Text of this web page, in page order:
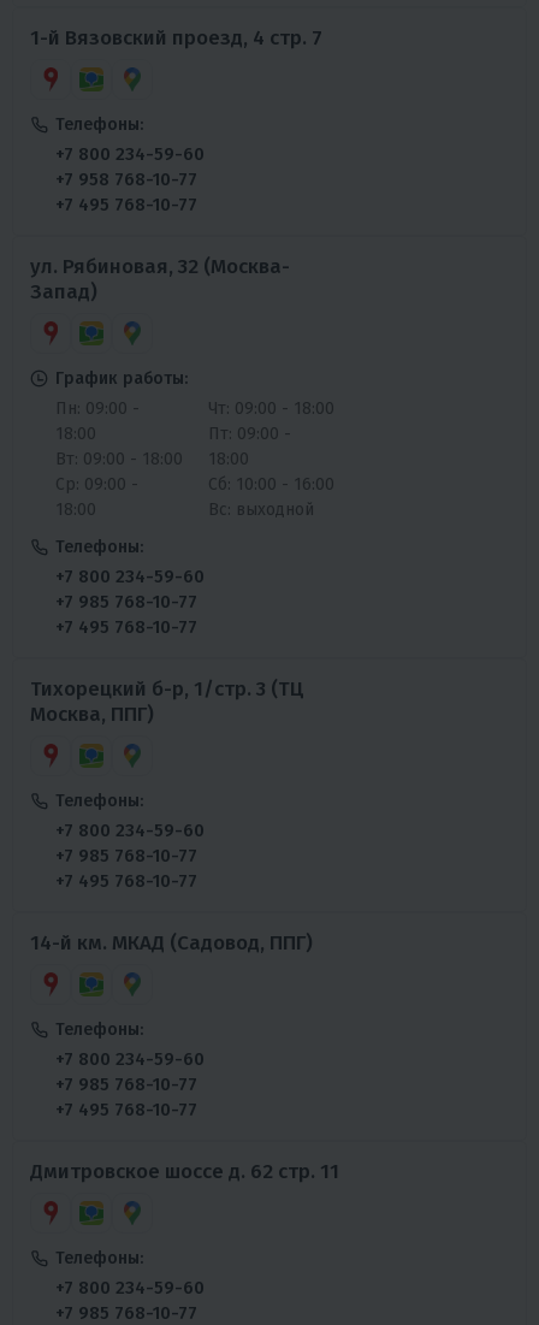
1-й Вязовский проезд, 4 стр. 7
Телефоны:
+7 800 234-59-60
+7 958 768-10-77
+7 495 768-10-77
ул. Рябиновая, 32 (Москва-
Запад)
График работы:
Пн: 09:00 -
18:00
Вт: 09:00 - 18:00
Ср: 09:00 -
18:00
Чт: 09:00 - 18:00
Пт: 09:00 -
18:00
Сб: 10:00 - 16:00
Вс: выходной
Телефоны:
+7 800 234-59-60
+7 985 768-10-77
+7 495 768-10-77
Тихорецкий б-р, 1/стр. 3 (ТЦ
Москва, ППГ)
Телефоны:
+7 800 234-59-60
+7 985 768-10-77
+7 495 768-10-77
14-й км. МКАД (Садовод, ППГ)
Телефоны:
+7 800 234-59-60
+7 985 768-10-77
+7 495 768-10-77
Дмитровское шоссе д. 62 стр. 11
Телефоны:
+7 800 234-59-60
+7 985 768-10-77